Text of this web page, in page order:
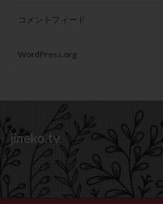
コメントフィード
WordPress.org
jineko.tv